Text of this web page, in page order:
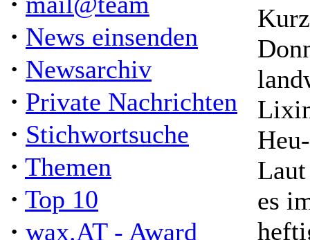
· News einsenden
· Newsarchiv
· Private Nachrichten
· Stichwortsuche
· Themen
· Top 10
· wax.AT - Award
es